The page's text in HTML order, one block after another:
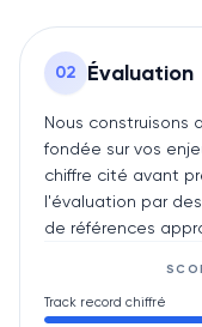
02 Évaluation
Nous construisons
fondée sur vos
chiffre cité avant
l'évaluation par
de références
Track record chiffré